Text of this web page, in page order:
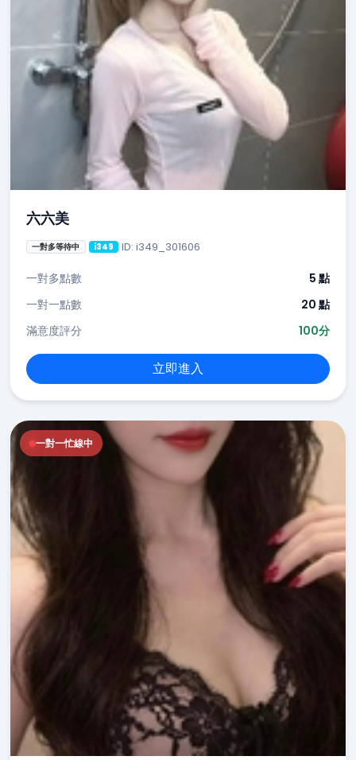
六六美
一對多等待中 i349 ID: i349_301606
一對多點數
5 點
一對一點數
20 點
滿意度評分
100分
立即進入
一對一忙線中